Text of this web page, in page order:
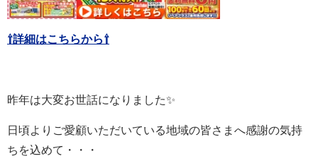
⇧詳細はこちらから⇧
昨年は大変お世話になりました✨
日頃よりご愛顧いただいている地域の皆さまへ感謝の気持
ちを込めて・・・